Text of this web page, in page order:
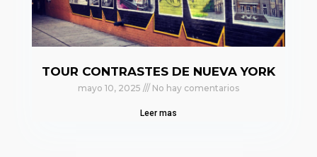
TOUR CONTRASTES DE NUEVA YORK
mayo 10, 2025 No hay comentarios
Leer mas